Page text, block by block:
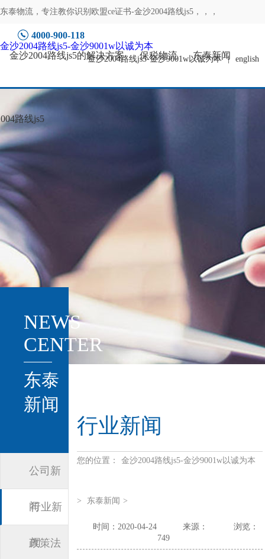
东泰物流，专注教你识别欧盟ce证书-金沙2004路线js5 ，，，
4000-900-118
金沙2004路线js5-金沙9001w以诚为本 | english
金沙2004路线js5-金沙9001w以诚为本
金沙2004路线js5的解决方案
保税物流 东泰新闻
路线js5
NEWS
CENTER
东泰
新闻
公司新
闻
行业新
闻
政策法
行业新闻
您的位置： 金沙2004路线js5-金沙9001w以诚为本
> 东泰新闻 >
时间：2020-04-24 来源：
浏览：
749